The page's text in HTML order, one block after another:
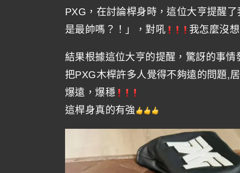
PXG，在討論桿身時，這位大亨提醒
是最帥嗎？！」，對吼
我怎麼沒想
結果根據這位大亨的提醒，驚訝的事情
把PXG木桿許多人覺得不夠遠的問題,
爆遠，爆穩
這桿身真的有強